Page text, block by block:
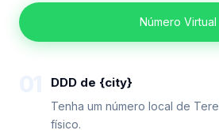
Número Virtual
DDD de {city}
Tenha um número local de
físico.